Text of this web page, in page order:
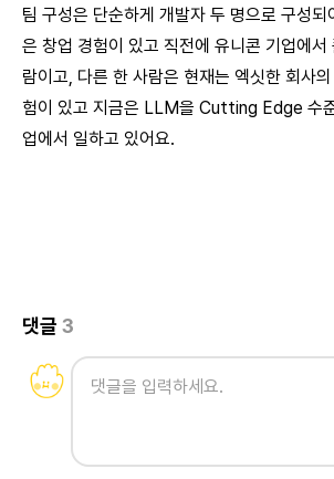
팀 구성은 단순하게 개발자 두 명으로 구성
은 창업 경험이 있고 직전에 유니콘 기업에서
람이고, 다른 한 사람은 현재는 엑싯한 회사
험이 있고 지금은 LLM을 Cutting Edge 수
업에서 일하고 있어요.
댓글 3